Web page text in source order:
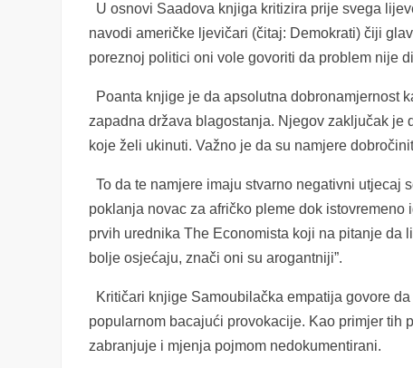
U osnovi Saadova knjiga kritizira prije svega
navodi američke ljevičari (čitaj: Demokrati) čiji
poreznoj politici oni vole govoriti da problem nije
Poanta knjige je da apsolutna dobronamjernost
zapadna država blagostanja. Njegov zaključak je
koje želi ukinuti. Važno je da su namjere
To da te namjere imaju stvarno negativni utjecaj
poklanja novac za afričko pleme dok
prvih urednika The Economista koji na pitanje da
bolje osjećaju, znači oni su arogantniji”.
Kritičari knjige Samoubilačka empatija govore
popularnom bacajući provokacije. Kao primjer
zabranjuje i mjenja pojmom nedokumentirani.